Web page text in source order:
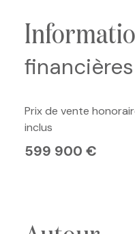
financières
Prix de vente
inclus
599 900 €